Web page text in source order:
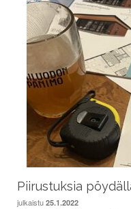
Piirustuksia
julkaistu 25.1.2022